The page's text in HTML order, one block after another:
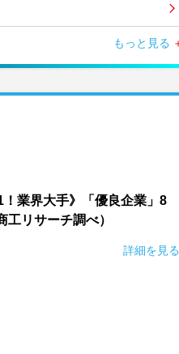
もっと見る
！業界大手》「優良企業」8
工リサーチ調べ）
詳細を見る